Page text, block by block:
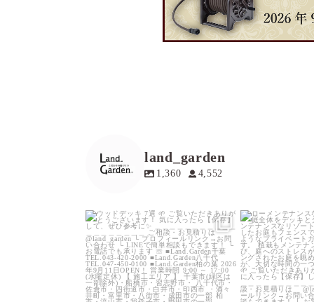
land_garden
1,360 4,552
land_garden
19 0